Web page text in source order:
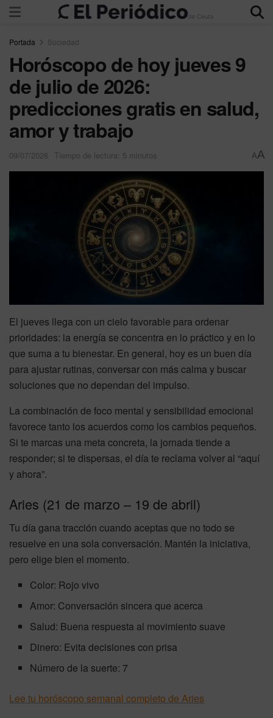
Portada Sociedad
Horóscopo de hoy jueves 9
de julio de 2026:
predicciones gratis en salud,
amor y trabajo
09/07/2026 Tiempo de lectura: 5 minutos AA
El jueves llega con un cielo favorable para ordenar
prioridades: la energía se concentra en lo práctico y en lo
que suma a tu bienestar. En general, hoy es un buen día
para ajustar rutinas, conversar con más calma y buscar
soluciones que no dependan del impulso.
La combinación de foco mental y sensibilidad emocional
favorece tanto los acuerdos como los cambios pequeños.
Si te marcas una meta concreta, la jornada tiende a
responder; si te dispersas, el día te reclama volver al “aquí
y ahora”.
Aries (21 de marzo – 19 de abril)
Tu día gana tracción cuando aceptas que no todo se
resuelve en una sola conversación. Mantén la iniciativa,
pero elige bien el momento.
Color: Rojo vivo
Amor: Conversación sincera que acerca
Salud: Buena respuesta al movimiento suave
Dinero: Evita decisiones con prisa
Número de la suerte: 7
Lee tu horóscopo semanal completo de Aries